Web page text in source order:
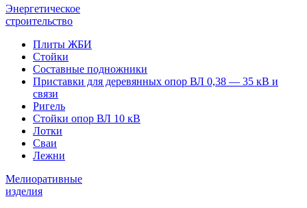
Энергетическое
строительство
Плиты ЖБИ
Стойки
Составные подножники
Приставки для деревянных опор ВЛ 0,38 — 35 кВ и
связи
Ригель
Стойки опор ВЛ 10 кВ
Лотки
Сваи
Лежни
Мелиоративные
изделия